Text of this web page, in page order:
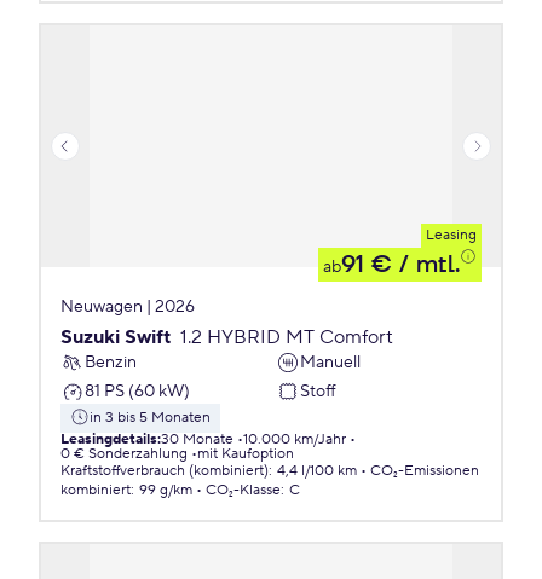
Leasing
ab91 € / mtl.
Neuwagen | 2026
Suzuki Swift 1.2 HYBRID MT Comfort
Benzin
Manuell
81 PS (60 kW)
Stoff
in 3 bis 5 Monaten
Leasingdetails:30 Monate 10.000 km/Jahr
0 € Sonderzahlung
mit Kaufoption
Kraftstoffverbrauch (kombiniert): 4,4 l/100 km
CO₂-Emissionen
kombiniert: 99 g/km CO₂-Klasse: C